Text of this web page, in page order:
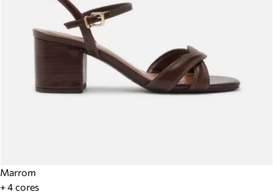
Marrom
+ 4 cores